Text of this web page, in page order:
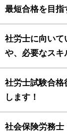
最短合格を目指
社労士に向いて
や、必要なスキ
社労士試験合格
します！
社会保険労務士